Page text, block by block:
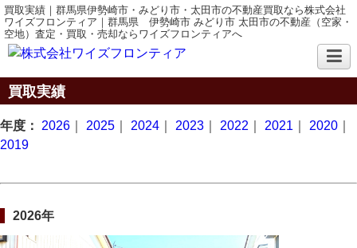
買取実績｜群馬県伊勢崎市・みどり市・太田市の不動産買取なら株式会社
ワイズフロンティア｜群馬県 伊勢崎市 みどり市 太田市の不動産（空家・
空地）査定・買取・売却ならワイズフロンティアへ
買取実績
年度： 2026 2025 2024 2023 2022 2021 2020
2019
2026年